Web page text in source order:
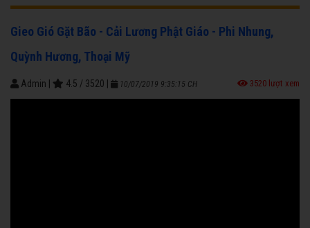
Gieo Gió Gặt Bão - Cải Lương Phật Giáo - Phi Nhung,
Quỳnh Hương, Thoại Mỹ
Admin 4.5 / 3520 10/07/2019 9:35:15 CH 3520 lượt xem